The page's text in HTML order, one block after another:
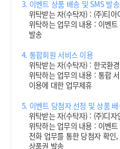
3. 이벤트 상품 배송 및 SMS 발송
위탁받는 자(수탁자) : (주)티아
위탁하는 업무의 내용 : 이벤
발송
4. 통합회원 서비스 이용
위탁받는 자(수탁자) : 한국환
위탁하는 업무의 내용 : 통합
이용에 대한 업무제휴
5. 이벤트 당첨자 선정 및 상품
위탁받는 자(수탁자) : (주)디자
위탁하는 업무의 내용 : 이벤
전화 업무를 통한 당첨자 확인
상품권 발송